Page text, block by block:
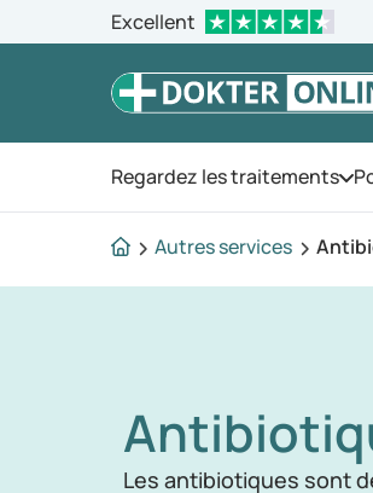
Excellent
Regardez les traitements
Autres services
Les antibiotiques sont